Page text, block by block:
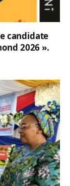
candidate
2026 ».